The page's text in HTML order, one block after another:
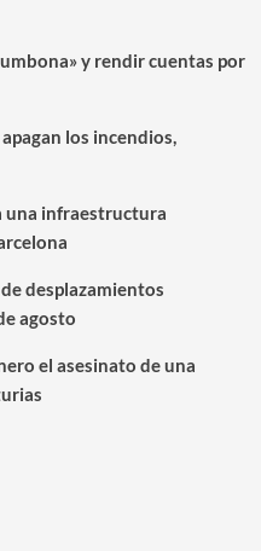
y rendir cuentas por
los incendios,
una infraestructura
desplazamientos
agosto
el asesinato de una